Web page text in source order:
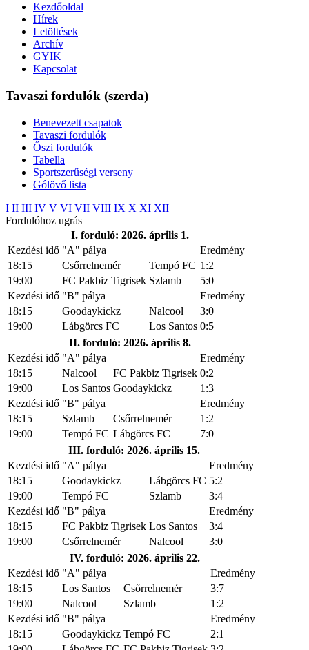
Kezdőoldal
Hírek
Letöltések
Archív
GYIK
Kapcsolat
Tavaszi fordulók (szerda)
Benevezett csapatok
Tavaszi fordulók
Őszi fordulók
Tabella
Sportszerűségi verseny
Gólövő lista
I II III IV V VI VII VIII IX X XI XII
Fordulóhoz ugrás
I. forduló: 2026. április 1.
Kezdési idő "A" pálya
Eredmény
18:15
Csőrrelnemér Tempó FC 1:2
19:00
FC Pakbiz Tigrisek Szlamb
5:0
Kezdési idő "B" pálya
Eredmény
18:15
Goodaykickz Nalcool
3:0
19:00
Lábgörcs FC Los Santos 0:5
II. forduló: 2026. április 8.
Kezdési idő "A" pálya
Eredmény
18:15
Nalcool FC Pakbiz Tigrisek 0:2
19:00
Los Santos Goodaykickz
1:3
Kezdési idő "B" pálya
Eredmény
18:15
Szlamb Csőrrelnemér
1:2
19:00
Tempó FC Lábgörcs FC
7:0
III. forduló: 2026. április 15.
Kezdési idő "A" pálya
Eredmény
18:15
Goodaykickz Lábgörcs FC 5:2
19:00
Tempó FC Szlamb
3:4
Kezdési idő "B" pálya
Eredmény
18:15
FC Pakbiz Tigrisek Los Santos
3:4
19:00
Csőrrelnemér Nalcool
3:0
IV. forduló: 2026. április 22.
Kezdési idő "A" pálya
Eredmény
18:15
Los Santos Csőrrelnemér
3:7
19:00
Nalcool Szlamb
1:2
Kezdési idő "B" pálya
Eredmény
18:15
Goodaykickz Tempó FC
2:1